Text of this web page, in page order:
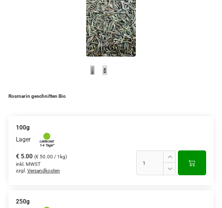
Rosmarin geschnitten Bio
100g
Lager
€ 5.00 (€ 50.00 / 1kg)
inkl. MWST
zzgl. Versandkosten
250g